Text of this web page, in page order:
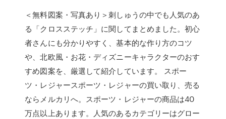
＜無料図案・写真あり＞刺しゅうの中でも人気のあ
る「クロスステッチ」に関してまとめました。初心
者さんにも分かりやすく、基本的な作り方のコツ
や、北欧風・お花・ディズニーキャラクターのおす
すめ図案を、厳選して紹介しています。 スポー
ツ・レジャースポーツ・レジャーの買い取り、売る
ならメルカリへ。スポーツ・レジャーの商品は40
万点以上あります。人気のあるカテゴリーはグロー